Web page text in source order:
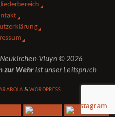
Vluyn © 2026
zur Wehrist unser Leitspruch
&WORDPRESS.